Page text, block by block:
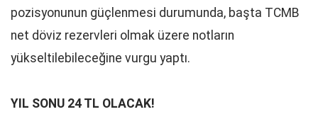
pozisyonunun güçlenmesi durumunda, başta TCMB
net döviz rezervleri olmak üzere notların
yükseltilebileceğine vurgu yaptı.
YIL SONU 24 TL OLACAK!